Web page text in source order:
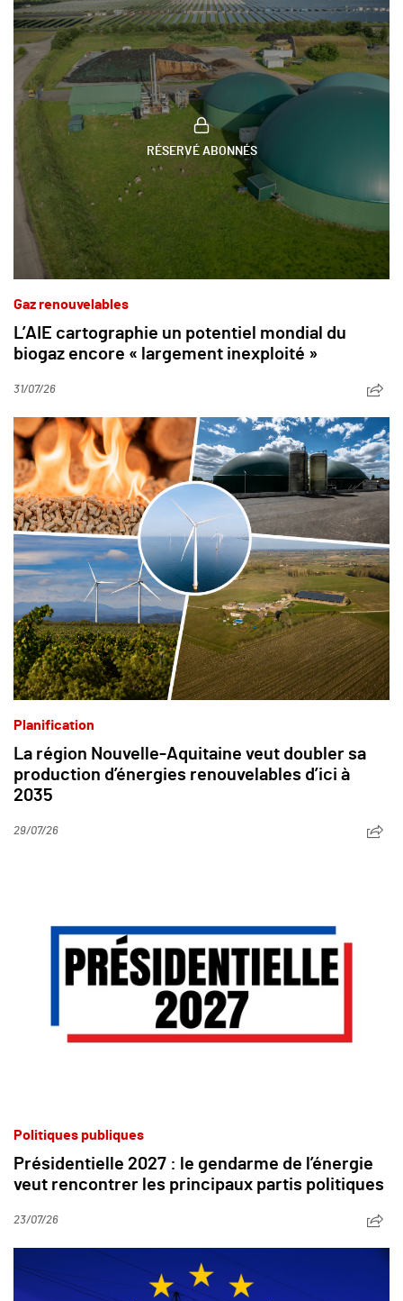
RÉSERVÉ ABONNÉS
Gaz renouvelables
L’AIE cartographie un potentiel mondial du
biogaz encore « largement inexploité »
31/07/26
Planification
La région Nouvelle-Aquitaine veut doubler sa
production d’énergies renouvelables d’ici à
2035
29/07/26
Politiques publiques
Présidentielle 2027 : le gendarme de l’énergie
veut rencontrer les principaux partis politiques
23/07/26